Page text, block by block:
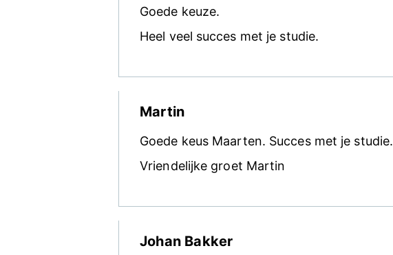
Goede keuze.
Heel veel succes met je studie.
Martin
Goede keus Maarten. Succes met je studie.
Vriendelijke groet Martin
Johan Bakker